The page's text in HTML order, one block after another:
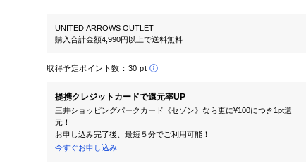
UNITED ARROWS OUTLET
購入合計金額4,990円以上で送料無料
取得予定ポイント数： 30 pt
提携クレジットカードで還元率UP
三井ショッピングパークカード《セゾン》なら更に¥100につき1pt還
元！
お申し込み完了後、最短５分でご利用可能！
今すぐお申し込み